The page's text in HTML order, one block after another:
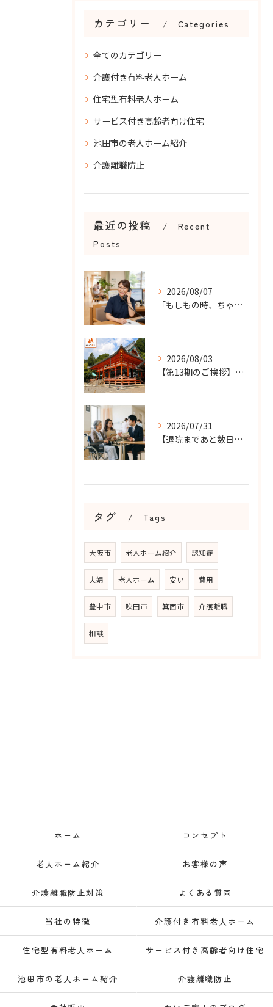
カテゴリー Categories
全てのカテゴリー
介護付き有料老人ホーム
住宅型有料老人ホーム
サービス付き高齢者向け住宅
池田市の老人ホーム紹介
介護離職防止
最近の投稿
Recent
Posts
2026/08/07
「もしもの時、ちゃんと知らせてもらえる？」
2026/08/03
【第13期のご挨拶】感謝を力に、さらなる挑戦の一年へ
2026/07/31
【退院まであと数日…】老人ホーム探しを急ぐケースで大切なこと...
タグ Tags
大阪市 老人ホーム紹介 認知症
夫婦 老人ホーム 安い 費用
豊中市 吹田市 箕面市 介護離職
相談
ホーム コンセプト
老人ホーム紹介 お客様の声
介護離職防止対策 よくある質問
当社の特徴 介護付き有料老人ホーム
住宅型有料老人ホーム サービス付き高齢者向け住宅
池田市の老人ホーム紹介 介護離職防止